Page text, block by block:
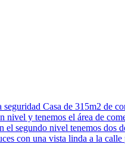
Casa de 315m2 de
y tenemos el área de
segundo nivel tenemos
con una vista linda a la